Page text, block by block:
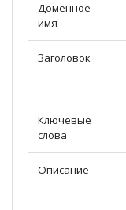
Доменное
имя
Заголовок
Ключевые
слова
Описание